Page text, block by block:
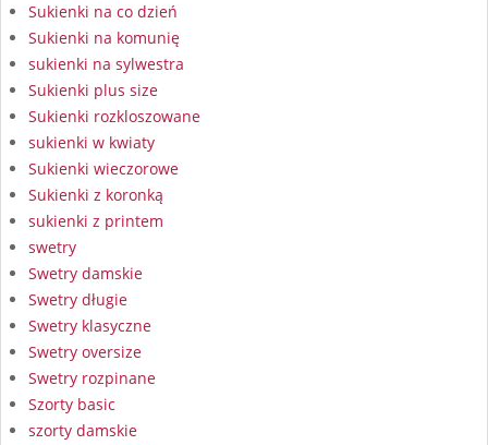
Sukienki na co dzień
Sukienki na komunię
sukienki na sylwestra
Sukienki plus size
Sukienki rozkloszowane
sukienki w kwiaty
Sukienki wieczorowe
Sukienki z koronką
sukienki z printem
swetry
Swetry damskie
Swetry długie
Swetry klasyczne
Swetry oversize
Swetry rozpinane
Szorty basic
szorty damskie